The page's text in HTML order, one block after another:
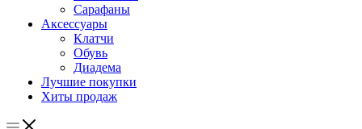
Сарафаны
Аксессуары
Клатчи
Обувь
Диадема
Лучшие покупки
Хиты продаж